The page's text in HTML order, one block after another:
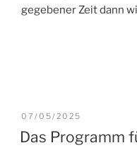
gegebener Zeit dann
VERÖFFENTLICHT
07/05/2025
Das Programm